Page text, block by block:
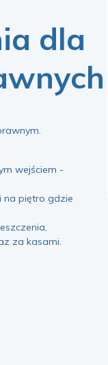
dla
wejściem -
na piętro gdzie
za kasami.